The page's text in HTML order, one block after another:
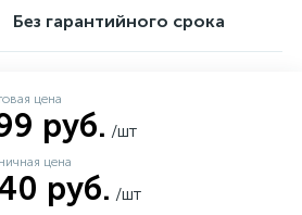
Без гарантийного срока
цена
руб. /шт
цена
руб. /шт